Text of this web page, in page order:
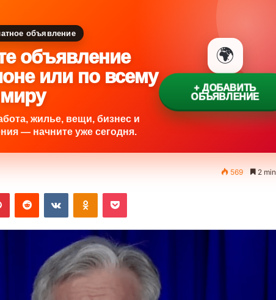
объявление
объявление
или по всему
миру
жилье, вещи, бизнес и
— начните уже сегодня.
🌍
+ ДОБАВИТЬ
ОБЪЯВЛЕНИЕ
569 2